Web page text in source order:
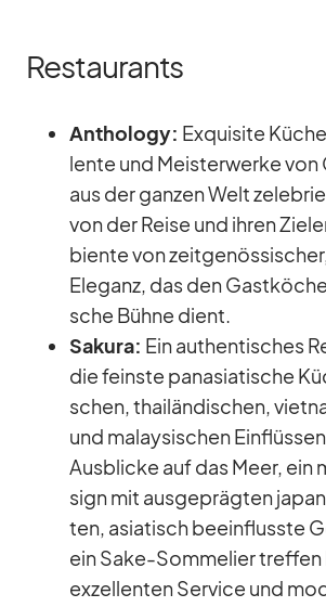
Restaurants
An­tho­logy: Ex­qui­site
lente und Meis­ter­werke
aus der gan­zen Welt
von der Reise und ih­ren
bi­ente von
Ele­ganz, das den
sche Bühne dient.
Sa­kura: Ein au­then­ti­sches
die feinste pa­n­asia­ti­sche
schen, thai­län­di­schen,
und ma­lay­si­schen
Aus­bli­cke auf das Meer, ein
sign mit aus­ge­präg­ten
ten, asia­tisch be­ein­flusste
ein Sake-Som­me­lier tref­fen
ex­zel­len­ten Ser­vice und